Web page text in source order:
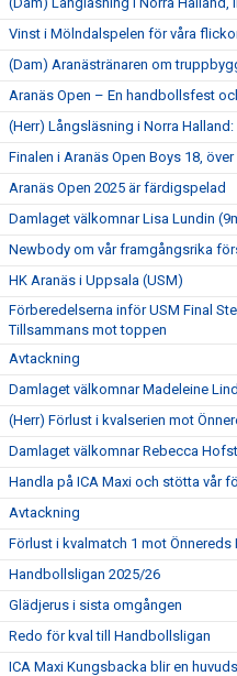
Vinst i Mölndalspelen för våra
(Dam) Aranästränaren om
Aranäs Open – En handbollsfest
(Herr) Långsläsning i Norra
Finalen i Aranäs Open Boys 18,
Aranäs Open 2025 är färdigspelad
Damlaget välkomnar Lisa Lundin
Newbody om vår framgångsrika
HK Aranäs i Uppsala (USM)
Förberedelserna inför USM Final
Tillsammans mot toppen
Avtackning
Damlaget välkomnar Madeleine
(Herr) Förlust i kvalserien mot
Damlaget välkomnar Rebecca
Handla på ICA Maxi och stötta vår
Avtackning
Förlust i kvalmatch 1 mot Önnereds
Handbollsligan 2025/26
Glädjerus i sista omgången
Redo för kval till Handbollsligan
ICA Maxi Kungsbacka blir en